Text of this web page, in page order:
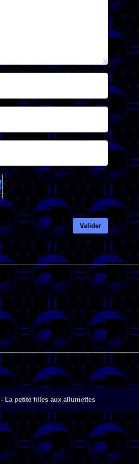
Valider
La petite filles aux allumettes